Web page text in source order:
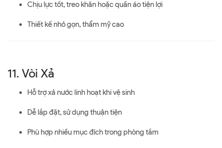
Chịu lực tốt, treo khăn hoặc quần áo tiện lợi
Thiết kế nhỏ gọn, thẩm mỹ cao
11. Vòi Xả
Hỗ trợ xả nước linh hoạt khi vệ sinh
Dễ lắp đặt, sử dụng thuận tiện
Phù hợp nhiều mục đích trong phòng tắm